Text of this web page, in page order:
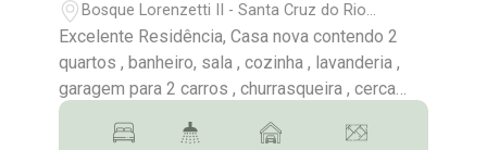
Bosque Lorenzetti II - Santa Cruz do Rio
Pardo/SP
Excelente Residência, Casa nova contendo 2
quartos , banheiro, sala , cozinha , lavanderia ,
garagem para 2 carros , churrasqueira , cerca
elétrica e interfone